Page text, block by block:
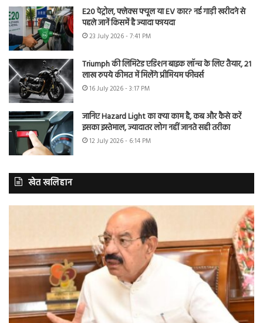
E20 पेट्रोल, फ्लेक्स फ्यूल या EV कार? नई गाड़ी खरीदने से
पहले जानें किसमें है ज्यादा फायदा
23 July 2026 - 7:41 PM
Triumph की लिमिटेड एडिशन बाइक लॉन्च के लिए तैयार, 21
लाख रुपये कीमत में मिलेंगे प्रीमियम फीचर्स
16 July 2026 - 3:17 PM
जानिए Hazard Light का क्या काम है, कब और कैसे करें
इसका इस्तेमाल, ज्यादातर लोग नहीं जानते सही तरीका
12 July 2026 - 6:14 PM
खेत खलिहान